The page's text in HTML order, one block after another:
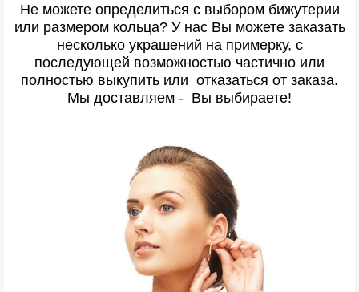
Не можете определиться с выбором бижутерии
или размером кольца? У нас Вы можете заказать
несколько украшений на примерку, с
последующей возможностью частично или
полностью выкупить или отказаться от заказа.
Мы доставляем - Вы выбираете!